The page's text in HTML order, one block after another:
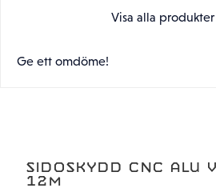
Visa alla
Ge ett omdöme!
SIDOSKYDD CNC ALU
12M